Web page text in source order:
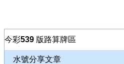
今彩539 版路算牌區
水號分享文章